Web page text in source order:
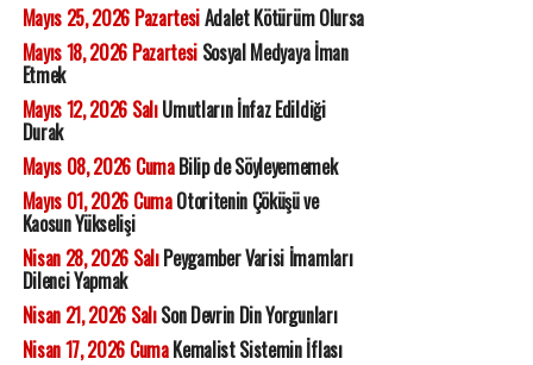
Mayıs 25, 2026 PazartesiAdalet Kötürüm Olursa
Mayıs 18, 2026 PazartesiSosyal Medyaya İman
Etmek
Mayıs 12, 2026 SalıUmutların İnfaz Edildiği
Durak
Mayıs 08, 2026 CumaBilip de Söyleyememek
Mayıs 01, 2026 CumaOtoritenin Çöküşü ve
Kaosun Yükselişi
Nisan 28, 2026 SalıPeygamber Varisi İmamları
Dilenci Yapmak
Nisan 21, 2026 SalıSon Devrin Din Yorgunları
Nisan 17, 2026 CumaKemalist Sistemin İflası